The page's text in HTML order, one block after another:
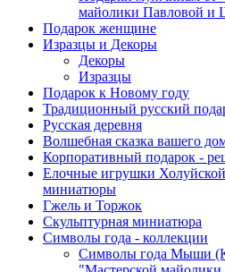
майолики Павловой и
Подарок женщине
Изразцы и Декоры
Декоры
Изразцы
Подарок к Новому году
Традиционный русский
Русская деревня
Волшебная сказка вашего
Корпоративный подарок -
Елочные игрушки
миниатюры
Гжель и Торжок
Скульптурная миниатюра
Символы года - коллекции
Символы года Мыши